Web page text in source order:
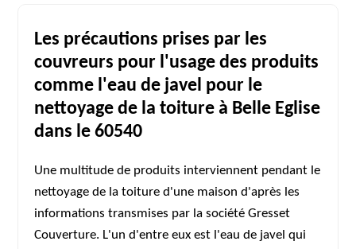
Les précautions prises par les
couvreurs pour l'usage des produits
comme l'eau de javel pour le
nettoyage de la toiture à Belle Eglise
dans le 60540
Une multitude de produits interviennent pendant le
nettoyage de la toiture d'une maison d'après les
informations transmises par la société Gresset
Couverture. L'un d'entre eux est l'eau de javel qui